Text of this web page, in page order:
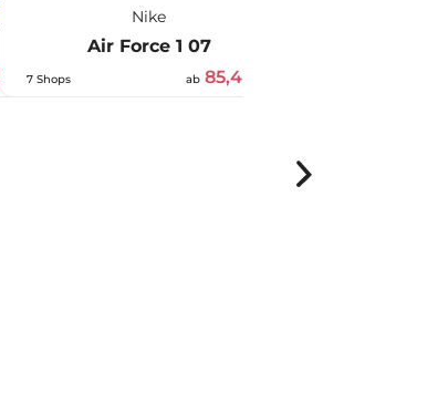
Nike
Air Force 1 07
7 Shops ab 85,49 €